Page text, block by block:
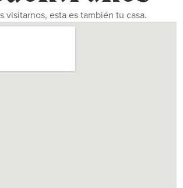
visitarnos, esta es también tu casa.